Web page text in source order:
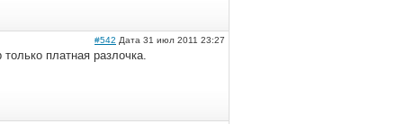
#542 Дата 31 июл 2011 23:27
платная разлочка.